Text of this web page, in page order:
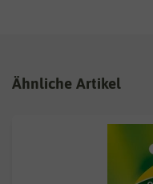
Ähnliche Artikel